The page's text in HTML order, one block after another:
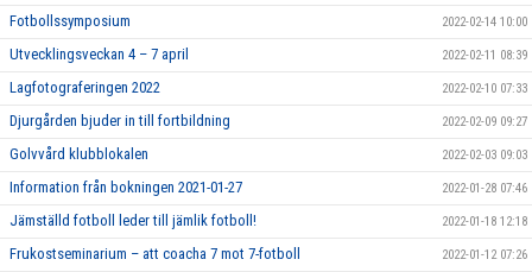
Fotbollssymposium 2022-02-14 10:00
Utvecklingsveckan 4 – 7 april 2022-02-11 08:39
Lagfotograferingen 2022 2022-02-10 07:33
Djurgården bjuder in till fortbildning 2022-02-09 09:27
Golvvård klubblokalen 2022-02-03 09:03
Information från bokningen 2021-01-27 2022-01-28 07:46
Jämställd fotboll leder till jämlik fotboll! 2022-01-18 12:18
Frukostseminarium – att coacha 7 mot 7-fotboll 2022-01-12 07:26